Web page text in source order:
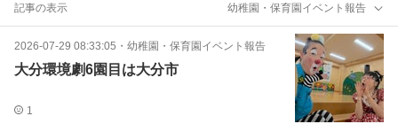
記事の表示 幼稚園・保育園イベント報告
2026-07-29 08:33:05 ・ 幼稚園・保育園イベント報告
大分環境劇6園目は大分市
1